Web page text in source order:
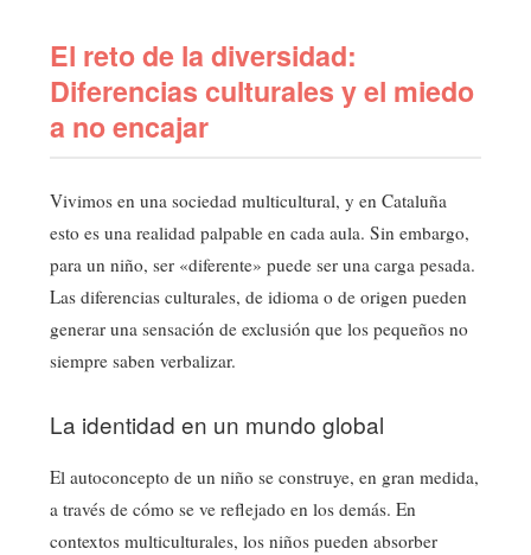
El reto de la diversidad:
Diferencias culturales y el miedo
a no encajar
Vivimos en una sociedad multicultural, y en Cataluña
esto es una realidad palpable en cada aula. Sin embargo,
para un niño, ser «diferente» puede ser una carga pesada.
Las diferencias culturales, de idioma o de origen pueden
generar una sensación de exclusión que los pequeños no
siempre saben verbalizar.
La identidad en un mundo global
El autoconcepto de un niño se construye, en gran medida,
a través de cómo se ve reflejado en los demás. En
contextos multiculturales, los niños pueden absorber